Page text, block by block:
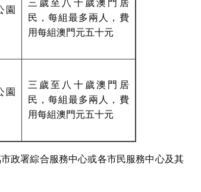
園
三歲至八十歲澳門居
民，每組最多兩人，費
用每組澳門元五十元
園
三歲至八十歲澳門居
民，每組最多兩人，費
用每組澳門元五十元
政署綜合服務中心或各市民服務中心及其